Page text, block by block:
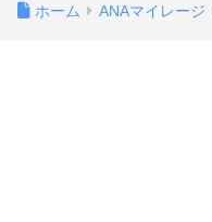
ホーム ANAマイレージ